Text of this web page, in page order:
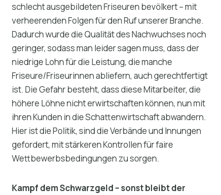
schlecht ausgebildeten Friseuren bevölkert – mit
verheerenden Folgen für den Ruf unserer Branche.
Dadurch wurde die Qualität des Nachwuchses noch
geringer, sodass man leider sagen muss, dass der
niedrige Lohn für die Leistung, die manche
Friseure/Friseurinnen abliefern, auch gerechtfertigt
ist. Die Gefahr besteht, dass diese Mitarbeiter, die
höhere Löhne nicht erwirtschaften können, nun mit
ihren Kunden in die Schattenwirtschaft abwandern.
Hier ist die Politik, sind die Verbände und Innungen
gefordert, mit stärkeren Kontrollen für faire
Wettbewerbsbedingungen zu sorgen.
Kampf dem Schwarzgeld – sonst bleibt der